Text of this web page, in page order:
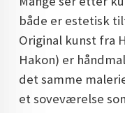
både er estetisk
Original kunst fra
Hakon) er
det samme
et soveværelse